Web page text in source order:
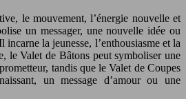
le mouvement, l’énergie nouvelle et
un messager, une nouvelle idée ou
la jeunesse, l’enthousiasme et la
le Valet de Bâtons peut symboliser une
tandis que le Valet de Coupes
un message d’amour ou une